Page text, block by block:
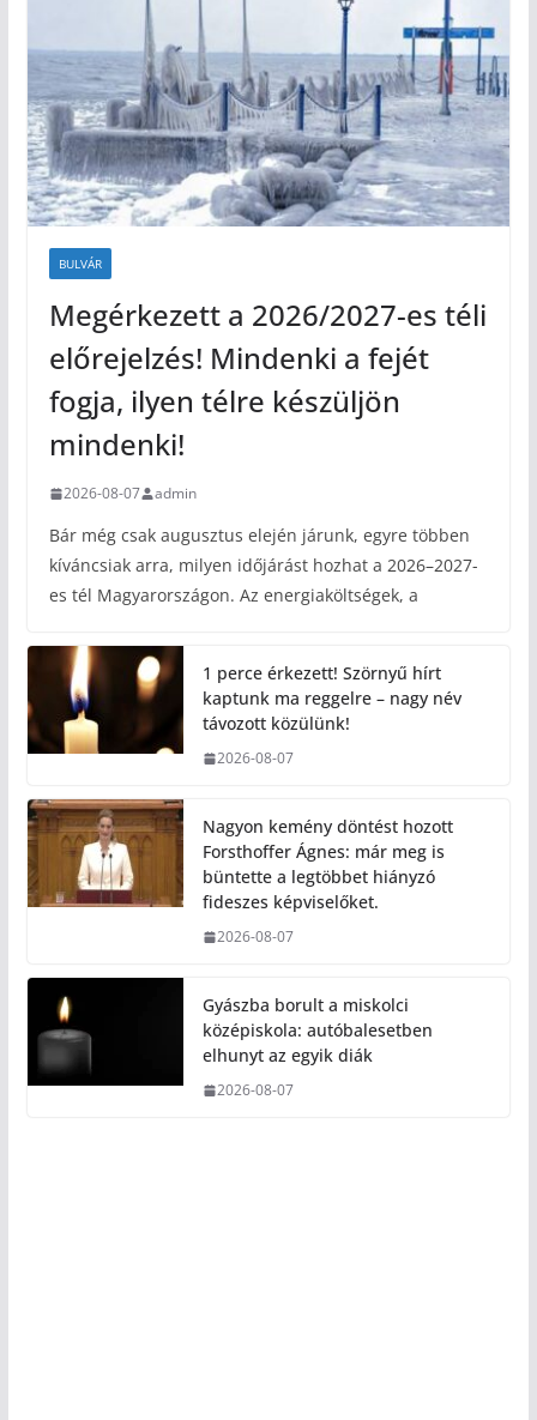
BULVÁR
Megérkezett a 2026/2027-es téli
előrejelzés! Mindenki a fejét
fogja, ilyen télre készüljön
mindenki!
2026-08-07 admin
Bár még csak augusztus elején járunk, egyre többen
kíváncsiak arra, milyen időjárást hozhat a 2026–2027-
es tél Magyarországon. Az energiaköltségek, a
1 perce érkezett! Szörnyű hírt
kaptunk ma reggelre – nagy név
távozott közülünk!
2026-08-07
Nagyon kemény döntést hozott
Forsthoffer Ágnes: már meg is
büntette a legtöbbet hiányzó
fideszes képviselőket.
2026-08-07
Gyászba borult a miskolci
középiskola: autóbalesetben
elhunyt az egyik diák
2026-08-07